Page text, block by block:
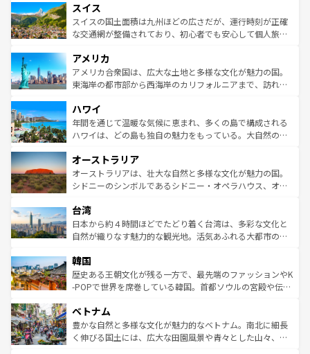
れる地方に足を運ぶとそれぞれで全く異なる文化を体験で
きるだろう。 なお、新着のフランス情報はコンテンツ一覧
を参照してほしい。
は、お酒好きな人にはぜひ体験してほしい。 なお、新着の
ドイツ情報はコンテンツ一覧を参照してほしい。
リアごとに異なる魅力がある。また、優雅なアフタヌーン
ティー、ビール好きにはたまらない英国パブ、サッカー観
戦など、本場だからこそできる体験も豊富。イギリスを旅
ンツ一覧を参照してほしい。
スイス
スイスの国土面積は九州ほどの広さだが、運行時刻が正確
な交通網が整備されており、初心者でも安心して個人旅行
の建物がそのまま残る町や、スイスならではのユニークな
博物館もあり、アルプス観光だけでなく町歩きも満喫する
ことができる。国民の所得が高いため物価も高いが、旅行
ば市内交通費無料で観光を楽しむこともできる。 なお、新
着のスイス情報はコンテンツ一覧 を参照してほしい。
アメリカ
アメリカ合衆国は、広大な土地と多様な文化が魅力の国。
東海岸の都市部から西海岸のカリフォルニアまで、訪れる
のような巨大都市は、観光、ショッピング、エンターテイ
ンメントが詰まった刺激的なスポットだ。一方、アメリカ
西部には大自然が広がり、グランドキャニオンやイエロー
部のニューオーリンズでは、音楽と美食が融合した独特の
文化が魅力。旅行者はアメリカの各地域で異なる魅力を楽
しみながら、その多様性と豊かな歴史を感じることができ
ならではの贅沢な旅のスタイルだ。 なお、新着のアメリカ
情報はコンテンツ一覧を参照してほしい。
ハワイ
年間を通じて温暖な気候に恵まれ、多くの島で構成される
ハワイは、どの島も独自の魅力をもっている。大自然の神
ワイ島は見逃せない。また、定番の観光地といえばオアフ
島だが、静かな自然を求めるならマウイ島やカウアイ島が
おすすめ。エメラルドグリーンに輝く海をはじめ、豊かな
れるおもてなしの心で訪れる人々を迎えてくれるハワイの
人々、おいしいローカルフードやハワイアンミュージッ
ク、伝統的なフラダンスなど、すべてがハワイの魅力を彩
ワイを、存分に味わってほしい。 なお、新着のハワイ情報
はコンテンツ一覧を参照してほしい。
オーストラリア
オーストラリアは、壮大な自然と多様な文化が魅力の国。
シドニーのシンボルであるシドニー・オペラハウス、オー
リアリーフや大陸中央部にそびえるウルル（エアーズロッ
ク）、タスマニアの美しい原生林やケアンズの熱帯雨林な
ど、見どころがたくさん。また、カフェやワイン、オージ
いる。アクティビティも充実しており、サーフィンやダイ
ビング、ハイキングなど、アウトドア好きにはたまらな
い。オーストラリアの多彩な魅力を存分に味わいつくそ
参照してほしい。
台湾
日本から約４時間ほどでたどり着く台湾は、多彩な文化と
自然が織りなす魅力的な観光地。活気あふれる大都市の台
ン）、静ひつな山岳地帯である台湾東部など、都市の喧騒
と山間の静けさが共存しており、訪れる人に新しい発見と
驚きをもたらしてくれる。また、奥深い台湾の食文化も魅
容にもいいと評判のスイーツなど、バラエティ豊かな料理
が味わえる。 なお、新着の台湾情報は コンテンツ一覧を参
照してほしい。
韓国
歴史ある王朝文化が残る一方で、最先端のファッションやK
-POPで世界を席巻している韓国。首都ソウルの宮殿や伝統
き、地方に足を延ばせば四季折々の自然美を楽しむことが
できる。そして、キムチや焼肉、絶品のストリートフード
まで、さまざまな韓国料理が待っている。夜には、韓国な
ベトナム
豊かな自然と多様な文化が魅力的なベトナム。南北に細長
く伸びる国土には、広大な田園風景や青々とした山々、世